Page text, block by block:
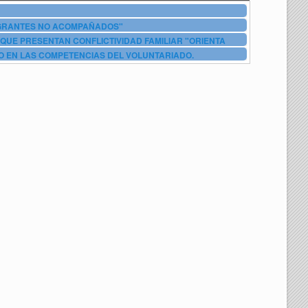
NO ACOMPAÑADOS"
PRESENTAN CONFLICTIVIDAD FAMILIAR "ORIENTA
LAS COMPETENCIAS DEL VOLUNTARIADO.